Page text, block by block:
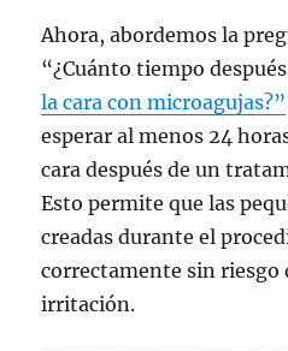
Ahora, abordemos la
“¿Cuánto tiempo después
la cara con microagujas?”
esperar al menos 24
cara después de un
Esto permite que las
creadas durante el
correctamente sin riesgo
irritación.